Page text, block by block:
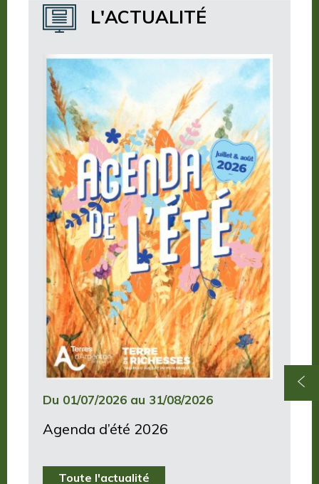
Où dormir ?
L'ACTUALITÉ
Du 01/07/2026 au 31/08/2026
Agenda d’été 2026
Toute l'actualité